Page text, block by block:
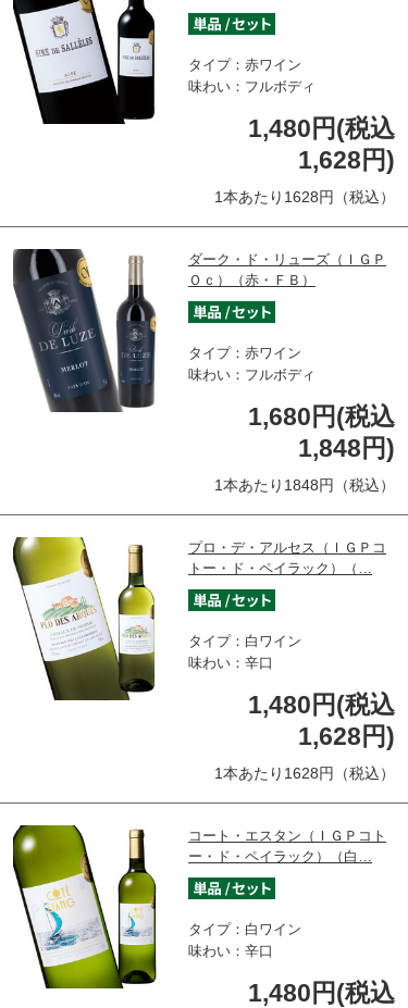
タイプ：赤ワイン
味わい：フルボディ
1,480円(税込
1,628円)
1本あたり1628円（税込）
ダーク・ド・リューズ（ＩＧＰ
Ｏｃ）（赤・ＦＢ）
タイプ：赤ワイン
味わい：フルボディ
1,680円(税込
1,848円)
1本あたり1848円（税込）
プロ・デ・アルセス（ＩＧＰコ
トー・ド・ペイラック）（…
タイプ：白ワイン
味わい：辛口
1,480円(税込
1,628円)
1本あたり1628円（税込）
コート・エスタン（ＩＧＰコト
ー・ド・ペイラック）（白…
タイプ：白ワイン
味わい：辛口
1,480円(税込